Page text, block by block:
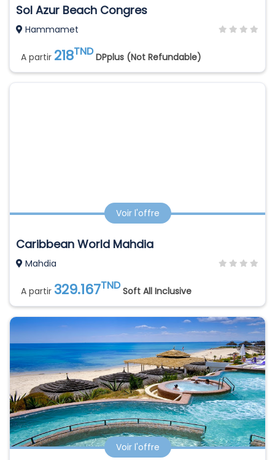
Sol Azur Beach Congres
Hammamet
A partir 218TND DPplus (Not Refundable)
Voir l'offre
Caribbean World Mahdia
Mahdia
A partir 329.167TND Soft All Inclusive
Voir l'offre